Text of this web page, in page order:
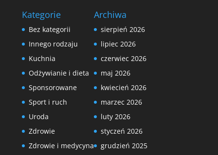
Kategorie
Bez kategorii
Innego rodzaju
Kuchnia
Odżywianie i dieta
Sponsorowane
Sport i ruch
Uroda
Zdrowie
Zdrowie i medycyna
Archiwa
sierpień 2026
lipiec 2026
czerwiec 2026
maj 2026
kwiecień 2026
marzec 2026
luty 2026
styczeń 2026
grudzień 2025